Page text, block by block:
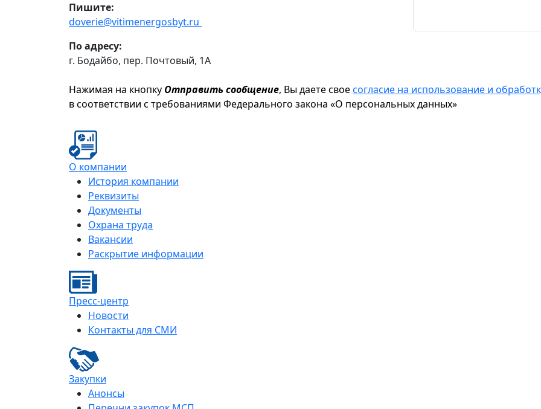
Пишите:
doverie@vitimenergosbyt.ru
По адресу:
г. Бодайбо, пер. Почтовый, 1А
Нажимая на кнопку Отправить сообщение, Вы даете своесогласие на использование и
в соответствии с требованиями Федерального закона «О персональных данных»
О компании
История компании
Реквизиты
Документы
Охрана труда
Вакансии
Раскрытие информации
Пресс-центр
Новости
Контакты для СМИ
Закупки
Анонсы